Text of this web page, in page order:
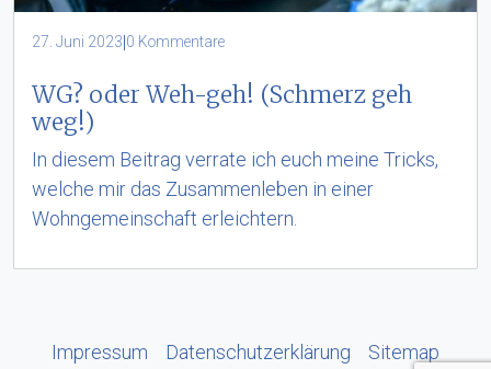
27. Juni 2023|0 Kommentare
WG? oder Weh-geh! (Schmerz geh
weg!)
In diesem Beitrag verrate ich euch meine Tricks,
welche mir das Zusammenleben in einer
Wohngemeinschaft erleichtern.
Impressum Datenschutzerklärung Sitemap